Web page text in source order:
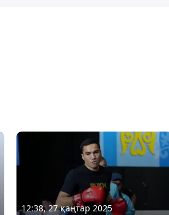
12:38, 27 қаңтар 2025